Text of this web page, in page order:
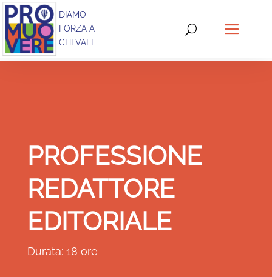
DIAMO
FORZA A
CHI VALE
PROFESSIONE
REDATTORE
EDITORIALE
Durata: 18 ore